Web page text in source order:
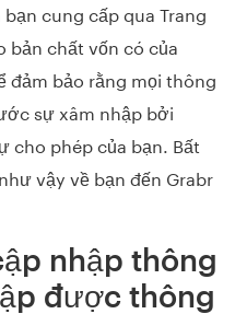
cung cấp qua Trang
chất vốn có của
bảo rằng mọi thông
sự xâm nhập bởi
cho phép của bạn. Bất
vậy về bạn đến Grabr
nhập thông
được thông